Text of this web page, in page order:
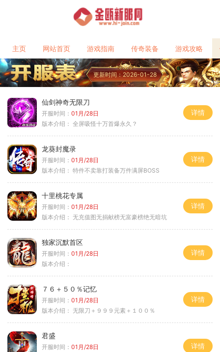
主页 网站首页 游戏指南 传奇装备 游戏攻略
更新时间：2026-01-28
仙剑神奇无限刀
开服时间： 01月/28日
版本介绍： 全屏吸怪十万首爆永久？
详情
龙葵封魔录
开服时间： 01月/28日
版本介绍： 特件不卖靠打装备万件满屏BOSS
详情
十里桃花专属
开服时间： 01月/28日
版本介绍： 无充值图无捐献榜无富豪榜绝无暗坑
详情
独家沉默首区
开服时间： 01月/28日
版本介绍：
详情
７６＋５０％记忆
开服时间： 01月/28日
版本介绍： 无限刀＋９９９元素＋１００％
详情
君盛
开服时间： 01月/28日
详情